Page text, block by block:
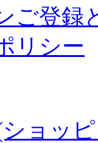
ご登録
リシー
ショッ